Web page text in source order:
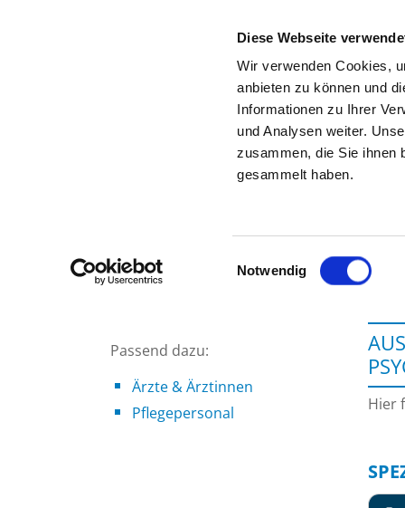
Diese Webseite
Wir verwenden Cookies,
anbieten zu können und
Informationen zu Ihrer
und Analysen weiter.
zusammen, die Sie ihnen
gesammelt haben.
Einwilligungsauswahl
Notwendig
Zur Krankenhaus-Startseite
Passend dazu:
Ärzte & Ärztinnen
Pflegepersonal
Hier